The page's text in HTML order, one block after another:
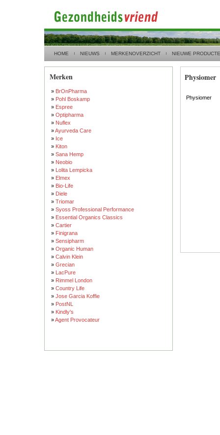
HOME NIEUWS MERKENOVERZICHT NIEUWE
Merken
» BrOnPharma
» Pohl Boskamp
» Espree
» Optipharma
» Nuflex
»Ayurveda Care
» Ice
» Kiton
» Sana Hemp
» Neobio
» Lolita Lempicka
» Elmex
» Bio-Life
» Diele
» Triomar
» Syoss Professional Performance
» Essential Organics Classics
» Cartier
» Finigrana
» Sensipharm
» Organic Human
» Calvin Klein
» Grecian
» LacPure
» Rimmel London
» Country Life
» Jose Garcia Koffie
» PostNL
» Kindly's
»Agent Provocateur
Physiomer
Physiomer